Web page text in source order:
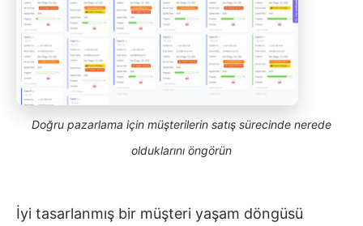
Doğru pazarlama için müşterilerin satış sürecinde nerede
olduklarını öngörün
İyi tasarlanmış bir müşteri yaşam döngüsü